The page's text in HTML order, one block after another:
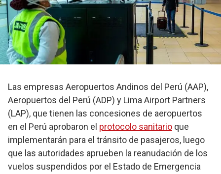
Las empresas Aeropuertos Andinos del Perú (AAP),
Aeropuertos del Perú (ADP) y Lima Airport Partners
(LAP), que tienen las concesiones de aeropuertos
en el Perú aprobaron el protocolo sanitario que
implementarán para el tránsito de pasajeros, luego
que las autoridades aprueben la reanudación de los
vuelos suspendidos por el Estado de Emergencia